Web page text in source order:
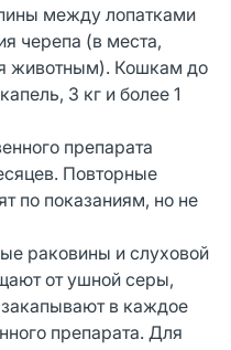
между лопатками
черепа (в места,
животным). Кошкам до
3 кг и более 1
препарата
Повторные
по показаниям, но не
раковины и слуховой
от ушной серы,
закапывают в каждое
препарата. Для